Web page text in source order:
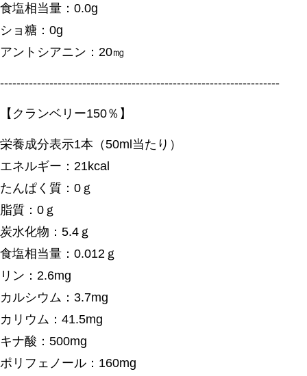
食塩相当量：0.0g
ショ糖：0g
アントシアニン：20㎎
--------------------------------------------------------------------
【クランベリー150％】
栄養成分表示1本（50ml当たり）
エネルギー：21kcal
たんぱく質：0ｇ
脂質：0ｇ
炭水化物：5.4ｇ
食塩相当量：0.012ｇ
リン：2.6mg
カルシウム：3.7mg
カリウム：41.5mg
キナ酸：500mg
ポリフェノール：160mg